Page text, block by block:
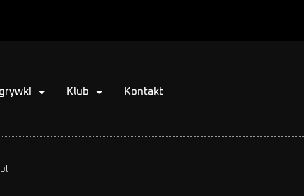
Klub Kontakt